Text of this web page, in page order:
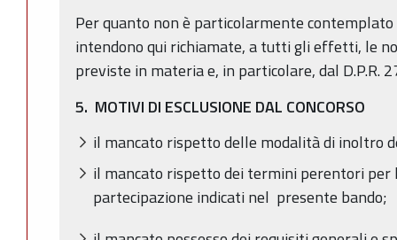
Per quanto non è particolarmente
intendono qui richiamate, a tutti gli effetti, le
previste in materia e, in particolare, dal D.P.R.
5. MOTIVI DI ESCLUSIONE DAL CONCORSO
il mancato rispetto delle modalità di inoltro
il mancato rispetto dei termini perentori per
partecipazione indicati nel presente bando;